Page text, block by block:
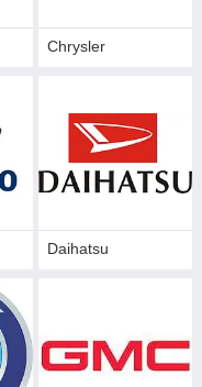
Сhrysler
Daihatsu